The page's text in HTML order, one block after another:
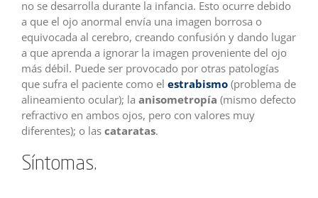
no se desarrolla durante la infancia. Esto ocurre debido
a que el ojo anormal envía una imagen borrosa o
equivocada al cerebro, creando confusión y dando lugar
a que aprenda a ignorar la imagen proveniente del ojo
más débil. Puede ser provocado por otras patologías
que sufra el paciente como el estrabismo (problema de
alineamiento ocular); la anisometropía (mismo defecto
refractivo en ambos ojos, pero con valores muy
diferentes); o las cataratas.
Síntomas.